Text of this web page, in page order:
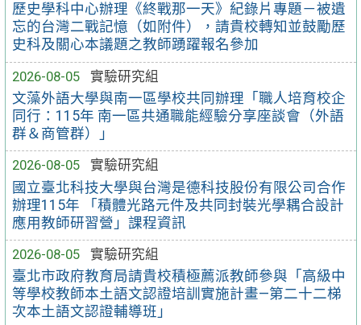
歷史學科中心辦理《終戰那一天》紀錄片專題－被遺
忘的台灣二戰記憶（如附件），請貴校轉知並鼓勵歷
史科及關心本議題之教師踴躍報名參加
2026-08-05
實驗研究組
文藻外語大學與南一區學校共同辦理「職人培育校企
同行：115年 南一區共通職能經驗分享座談會（外語
群＆商管群）」
2026-08-05
實驗研究組
國立臺北科技大學與台灣是德科技股份有限公司合作
辦理115年 「積體光路元件及共同封裝光學耦合設計
應用教師研習營」課程資訊
2026-08-05
實驗研究組
臺北市政府教育局請貴校積極薦派教師參與「高級中
等學校教師本土語文認證培訓實施計畫—第二十二梯
次本土語文認證輔導班」